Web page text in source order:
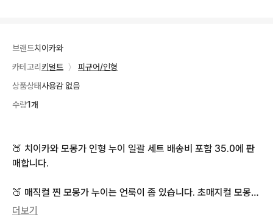
브랜드치이카와
카테고리 키덜트 〉
피규어/인형
상품상태사용감 없음
수량1개
🍑 치이카와 모몽가 인형 누이 일괄 세트 배송비 포함 35.0에 판
매합니다.
🍑 매직컬 찐 모몽가 누이는 언룩이 좀 있습니다. 초매지컬 모몽가
는 왔을때부터 막대기 부분이 좀 찌그러져 있었습니다!
더보기